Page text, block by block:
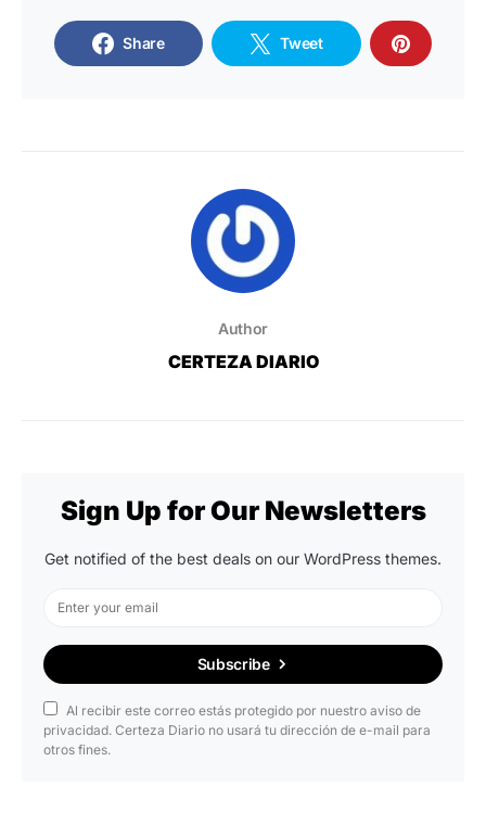
Share Tweet
Author
CERTEZA DIARIO
Sign Up for Our Newsletters
Get notified of the best deals on our WordPress themes.
Subscribe
Al recibir este correo estás protegido por nuestro aviso de
privacidad. Certeza Diario no usará tu dirección de e-mail para
otros fines.